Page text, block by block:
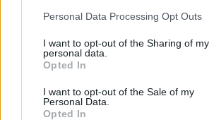
Personal Data Processing Opt Outs
I want to opt-out of the Sharing of my
personal data.
Opted In
I want to opt-out of the Sale of my
Personal Data.
Opted In
un segnale forte alla piazza e al
La sfida di questa sera contro il PSG
banco di prova per l’attaccante: se
una volta nel “Classico” di Francia, le
Liverpool-Marsiglia potrebbero
frequenti.